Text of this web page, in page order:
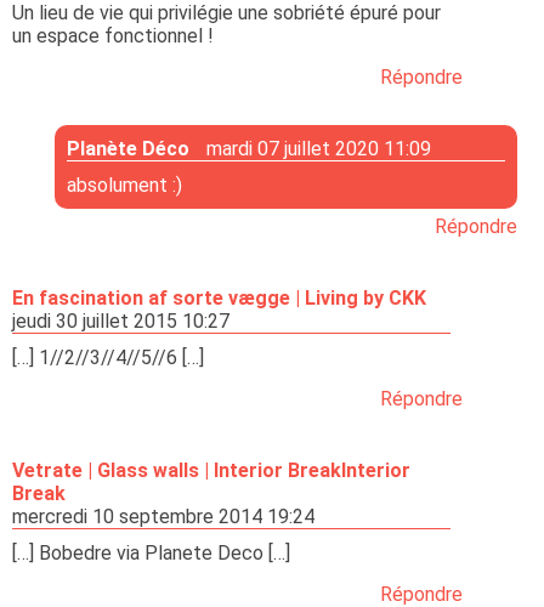
Un lieu de vie qui privilégie une sobriété épuré pour
un espace fonctionnel !
Répondre
Planète Déco
mardi 07 juillet 2020 11:09
absolument :)
Répondre
En fascination af sorte vægge | Living by CKK
jeudi 30 juillet 2015 10:27
[…] 1//2//3//4//5//6 […]
Répondre
Vetrate | Glass walls | Interior BreakInterior
Break
mercredi 10 septembre 2014 19:24
[…] Bobedre via Planete Deco […]
Répondre